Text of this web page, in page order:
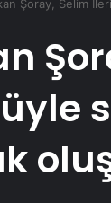
Şoray, Selim